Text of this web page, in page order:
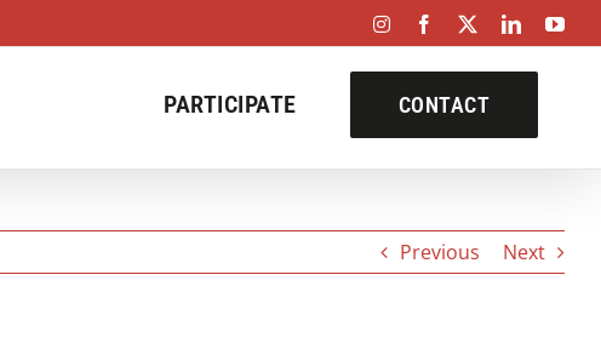
InstagramFacebook LinkedIn
PARTICIPATE CONTACT
Previous Next